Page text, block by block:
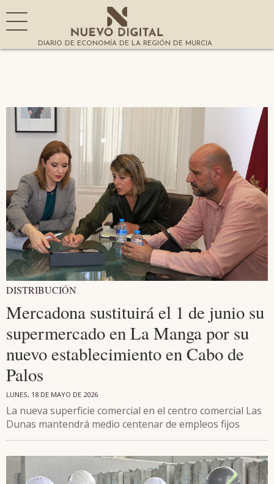
DIARIO DE ECONOMÍA DE LA REGIÓN DE MURCIA
DISTRIBUCIÓN
Mercadona sustituirá el 1 de junio su
supermercado en La Manga por su
nuevo establecimiento en Cabo de
Palos
LUNES, 18 DE MAYO DE 2026
La nueva superficie comercial en el centro comercial Las
Dunas mantendrá medio centenar de empleos fijos